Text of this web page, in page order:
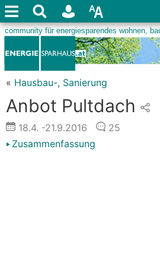
« Hausbau-, Sanierung
Anbot Pultdach
18.4. -21.9.2016
25
Zusammenfassung